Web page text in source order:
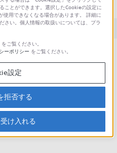
扱説明書 Q&A
アップデート情報はありませ
ことができます。選択したCookieの設定に
使用できなくなる場合があります。 詳細に
さい。個人情報の取扱いについては、プラ
をご覧ください。
ーポリシー をご覧ください。
設定
拒否する
け入れる